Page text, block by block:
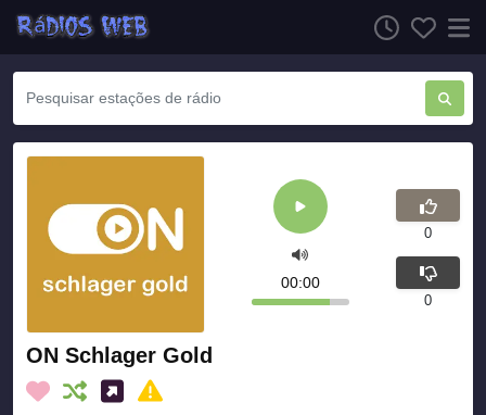
ON Schlager Gold
00:00
0
0